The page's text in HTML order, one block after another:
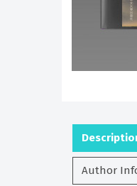
Author